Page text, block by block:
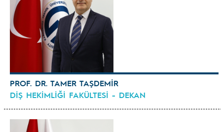
PROF. DR. TAMER TAŞDEMİR
DİŞ HEKİMLİĞİ FAKÜLTESİ - DEKAN